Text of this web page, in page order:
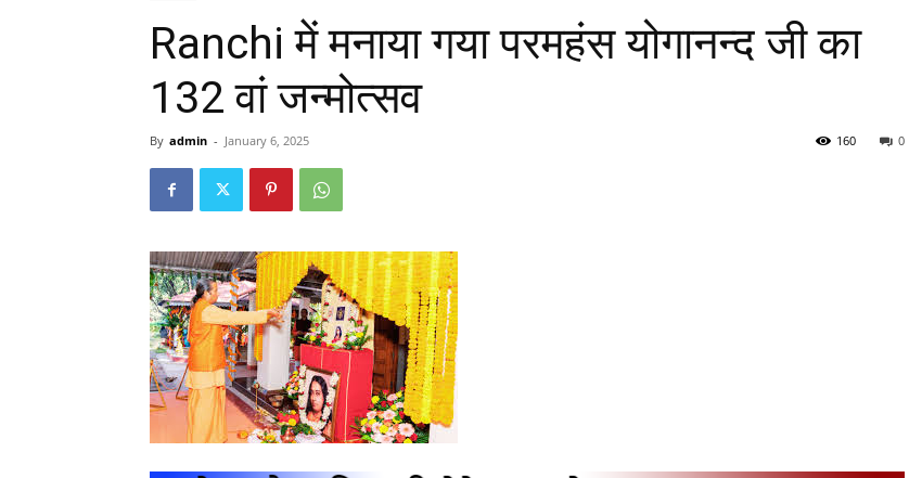
Ranchi में मनाया गया परमहंस योगानन्द जी का
132 वां जन्मोत्सव
By admin - January 6, 2025 0
160